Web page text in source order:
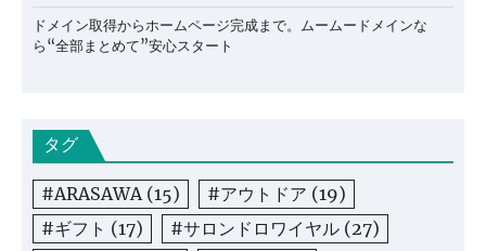
ドメイン取得からホームページ完成まで。ムームードメインな
ら“全部まとめて”安心スタート
タグ
#ARASAWA(15) #アウトドア (19)
#ギフト (17) #サロンドロワイヤル (27)